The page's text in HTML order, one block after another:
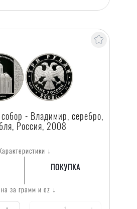
- Владимир, серебро,
Россия, 2008
↓
ПОКУПКА
за грамм и oz ↓